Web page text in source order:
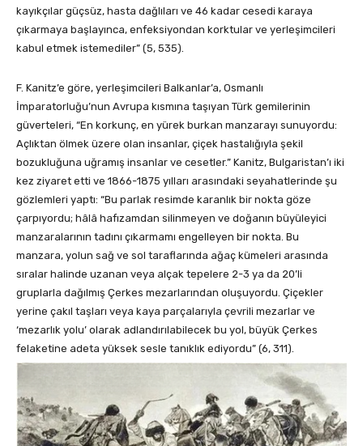
kayıkçılar güçsüz, hasta dağlıları ve 46 kadar cesedi karaya
çıkarmaya başlayınca, enfeksiyondan korktular ve yerleşimcileri
kabul etmek istemediler” (5, 535).
F. Kanitz’e göre, yerleşimcileri Balkanlar’a, Osmanlı
İmparatorluğu’nun Avrupa kısmına taşıyan Türk gemilerinin
güverteleri, “En korkunç, en yürek burkan manzarayı sunuyordu:
Açlıktan ölmek üzere olan insanlar, çiçek hastalığıyla şekil
bozukluğuna uğramış insanlar ve cesetler.” Kanitz, Bulgaristan’ı iki
kez ziyaret etti ve 1866-1875 yılları arasındaki seyahatlerinde şu
gözlemleri yaptı: “Bu parlak resimde karanlık bir nokta göze
çarpıyordu; hâlâ hafızamdan silinmeyen ve doğanın büyüleyici
manzaralarının tadını çıkarmamı engelleyen bir nokta. Bu
manzara, yolun sağ ve sol taraflarında ağaç kümeleri arasında
sıralar halinde uzanan veya alçak tepelere 2-3 ya da 20’li
gruplarla dağılmış Çerkes mezarlarından oluşuyordu. Çiçekler
yerine çakıl taşları veya kaya parçalarıyla çevrili mezarlar ve
‘mezarlık yolu’ olarak adlandırılabilecek bu yol, büyük Çerkes
felaketine adeta yüksek sesle tanıklık ediyordu” (6, 311).